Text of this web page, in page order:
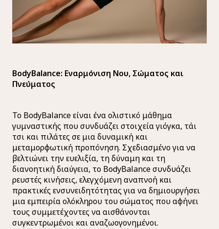
BodyBalance: Εναρμόνιση Νου, Σώματος και
Πνεύματος
Το BodyBalance είναι ένα ολιστικό μάθημα
γυμναστικής που συνδυάζει στοιχεία γιόγκα, τάι
τσι και πιλάτες σε μια δυναμική και
μεταμορφωτική προπόνηση. Σχεδιασμένο για να
βελτιώνει την ευελιξία, τη δύναμη και τη
διανοητική διαύγεια, το BodyBalance συνδυάζει
ρευστές κινήσεις, ελεγχόμενη αναπνοή και
πρακτικές ενσυνειδητότητας για να δημιουργήσει
μια εμπειρία ολόκληρου του σώματος που αφήνει
τους συμμετέχοντες να αισθάνονται
συγκεντρωμένοι και αναζωογονημένοι.